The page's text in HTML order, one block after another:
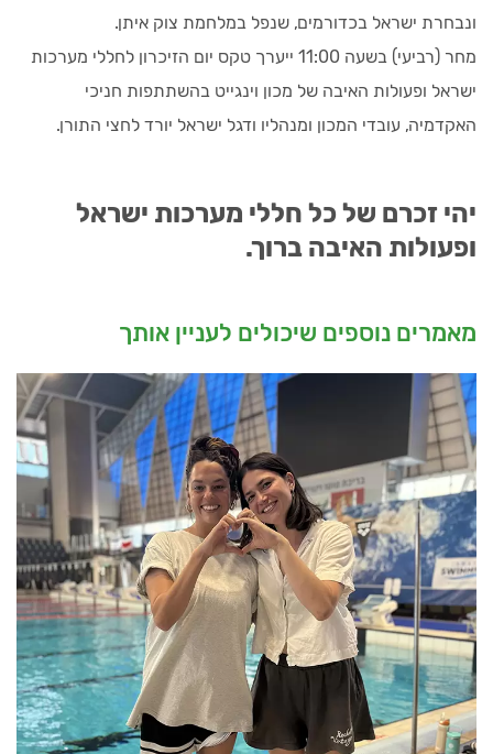
ונבחרת ישראל בכדורמים, שנפל במלחמת צוק איתן.
מחר (רביעי) בשעה 11:00 ייערך טקס יום הזיכרון לחללי מערכות
ישראל ופעולות האיבה של מכון וינגייט בהשתתפות חניכי
האקדמיה, עובדי המכון ומנהליו ודגל ישראל יורד לחצי התורן.
יהי זכרם של כל חללי מערכות ישראל
ופעולות האיבה ברוך.
מאמרים נוספים שיכולים לעניין אותך